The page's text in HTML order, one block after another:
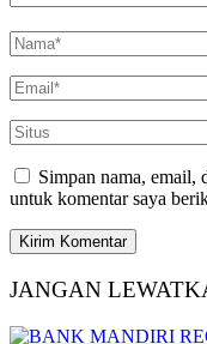
Simpan nama, email,
untuk komentar saya
JANGAN